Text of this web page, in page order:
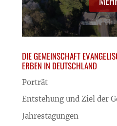
DIE GEMEINSCHAFT
ERBEN IN DEUTSCHLAND
Porträt
Entstehung und Ziel der
Jahrestagungen